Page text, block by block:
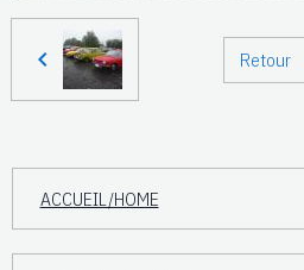
Retour
ACCUEIL/HOME